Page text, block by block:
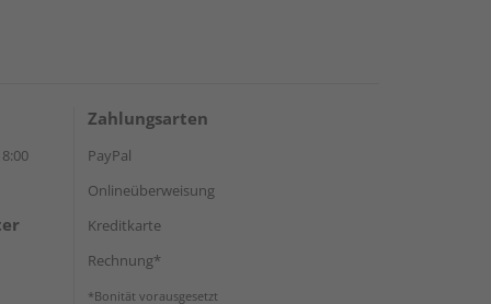
Zahlungsarten
PayPal
Onlineüberweisung
Kreditkarte
Rechnung*
*Bonität vorausgesetzt